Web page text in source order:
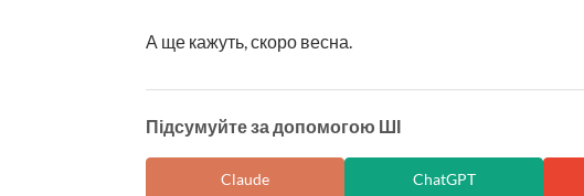
А ще кажуть, скоро весна.
Підсумуйте за допомогою ШІ
Claude ChatGPT